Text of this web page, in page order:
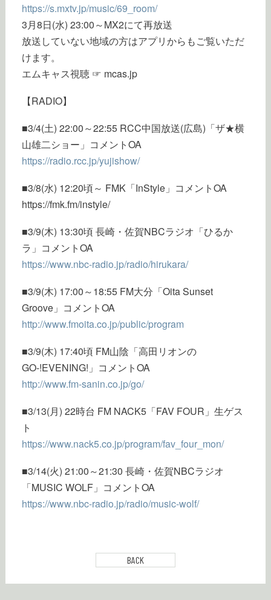
https://s.mxtv.jp/music/69_room/
3月8日(水) 23:00～MX2にて再放送
放送していない地域の方はアプリからもご覧いただ
けます。
エムキャス視聴 ☞ mcas.jp
【RADIO】
■3/4(土) 22:00～22:55 RCC中国放送(広島)「ザ★横
山雄二ショー」コメントOA
https://radio.rcc.jp/yujishow/
■3/8(水) 12:20頃～ FMK「InStyle」コメントOA
https://fmk.fm/instyle/
■3/9(木) 13:30頃 長崎・佐賀NBCラジオ「ひるか
ラ」コメントOA
https://www.nbc-radio.jp/radio/hirukara/
■3/9(木) 17:00～18:55 FM大分「Oita Sunset
Groove」コメントOA
http://www.fmoita.co.jp/public/program
■3/9(木) 17:40頃 FM山陰「高田リオンの
GO-!EVENING!」コメントOA
http://www.fm-sanin.co.jp/go/
■3/13(月) 22時台 FM NACK5「FAV FOUR」生ゲス
ト
https://www.nack5.co.jp/program/fav_four_mon/
■3/14(火) 21:00～21:30 長崎・佐賀NBCラジオ
「MUSIC WOLF」コメントOA
https://www.nbc-radio.jp/radio/music-wolf/
BACK